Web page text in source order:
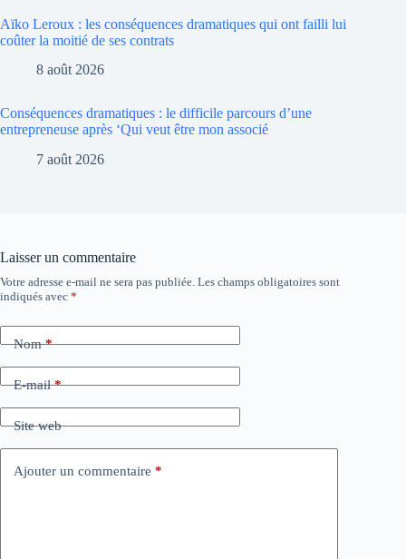
Aïko Leroux : les conséquences dramatiques qui ont failli lui
coûter la moitié de ses contrats
8 août 2026
Conséquences dramatiques : le difficile parcours d’une
entrepreneuse après ‘Qui veut être mon associé
7 août 2026
Laisser un commentaire
Votre adresse e-mail ne sera pas publiée. Les champs obligatoires sont
indiqués avec *
Nom*
E-mail*
Site web
Ajouter un commentaire *